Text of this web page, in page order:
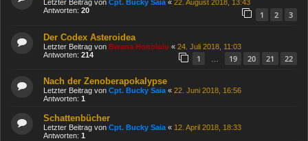
Letzter Beitrag von Cpt. Bucky Saia « 22. August 2018, 13:43
Antworten: 20 1 2 3
Der Codex Asteroidea
Letzter Beitrag von Bwana Honolulu « 24. Juli 2018, 11:03
Antworten: 214 1 19 20 21 22
Nach der Zenoberapokalypse
Letzter Beitrag von Cpt. Bucky Saia « 22. Juni 2018, 16:56
Antworten: 1
Schattenbücher
Letzter Beitrag von Cpt. Bucky Saia « 12. April 2018, 18:33
Antworten: 1